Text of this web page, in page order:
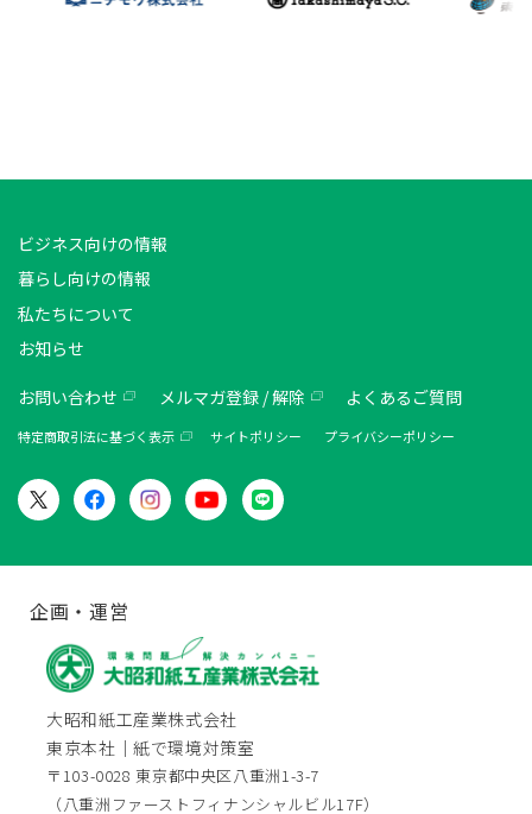
ビジネス向けの情報
暮らし向けの情報
私たちについて
お知らせ
お問い合わせ メルマガ登録 / 解除 よくあるご質問
特定商取引法に基づく表示 サイトポリシー プライバシーポリシー
企画・運営
大昭和紙工産業株式会社
東京本社｜紙で環境対策室
〒103-0028 東京都中央区八重洲1-3-7
（八重洲ファーストフィナンシャルビル17F）